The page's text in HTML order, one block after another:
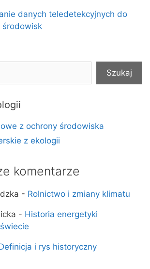
danych teledetekcyjnych do
środowisk
Szukaj
z ochrony środowiska
z ekologii
komentarze
- Rolnictwo i zmiany klimatu
- Historia energetyki
i rys historyczny